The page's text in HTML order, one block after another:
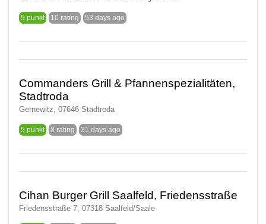
5 punkt 10 rating 53 days ago
Commanders Grill & Pfannenspezialitäten,
Stadtroda
Gernewitz, 07646 Stadtroda
5 punkt 8 rating 31 days ago
Cihan Burger Grill Saalfeld, Friedensstraße
Friedensstraße 7, 07318 Saalfeld/Saale